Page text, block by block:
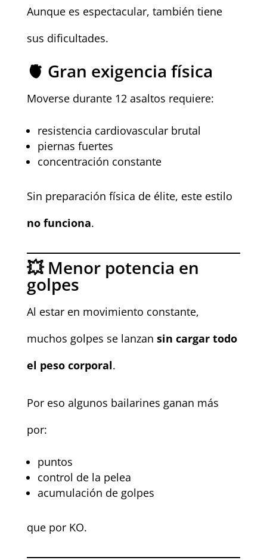
Aunque es espectacular, también tiene
sus dificultades.
🫀 Gran exigencia física
Moverse durante 12 asaltos requiere:
resistencia cardiovascular brutal
piernas fuertes
concentración constante
Sin preparación física de élite, este estilo
no funciona.
💥 Menor potencia en
golpes
Al estar en movimiento constante,
muchos golpes se lanzan sin cargar todo
el peso corporal.
Por eso algunos bailarines ganan más
por:
puntos
control de la pelea
acumulación de golpes
que por KO.